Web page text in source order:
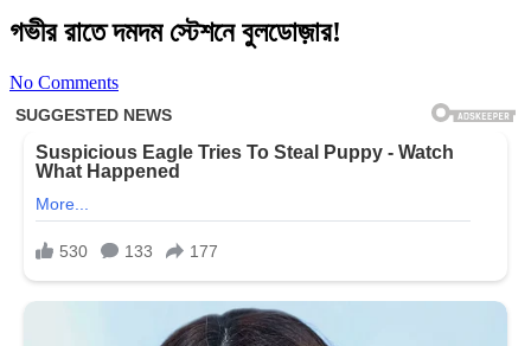
গভীর রাতে দমদম স্টেশনে বুলডোজ়ার!
No Comments